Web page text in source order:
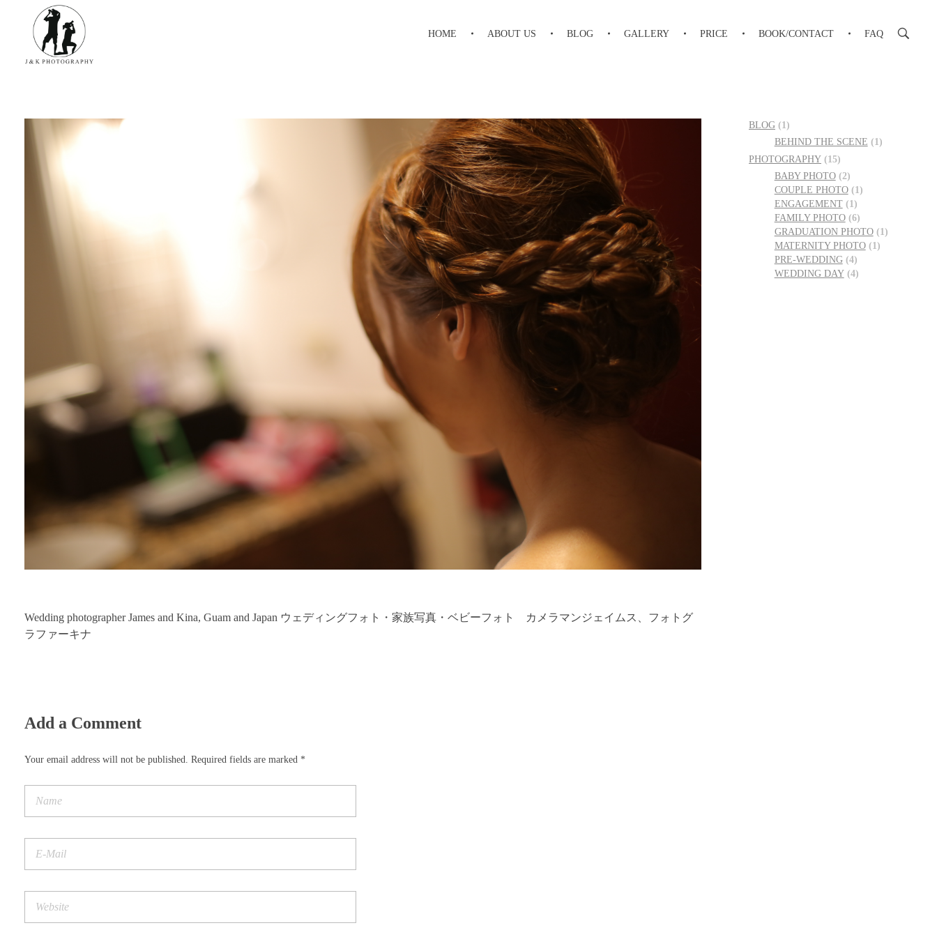
HOME ABOUT US BLOG GALLERY PRICE BOOK/CONTACT FAQ
Wedding photographer James and Kina, Guam and Japan ウェディングフォト・家族写真・ベビーフォト カメラマンジェイムス、フォトグ
ラファーキナ
Add a Comment
Your email address will not be published. Required fields are marked *
BLOG (1)
BEHIND THE SCENE (1)
PHOTOGRAPHY (15)
BABY PHOTO(2)
COUPLE PHOTO(1)
ENGAGEMENT(1)
FAMILY PHOTO(6)
GRADUATION PHOTO(1)
MATERNITY PHOTO(1)
PRE-WEDDING(4)
WEDDING DAY(4)